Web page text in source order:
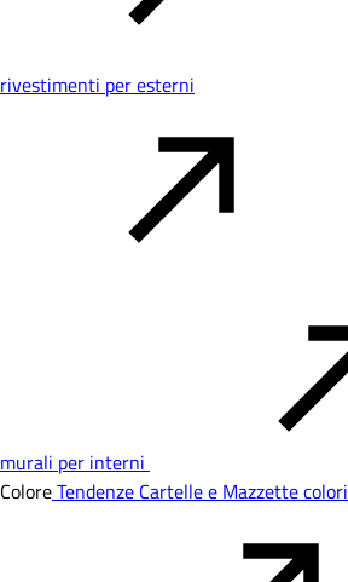
rivestimenti per esterni
murali per interni
ColoreTendenze Cartelle e Mazzette colori